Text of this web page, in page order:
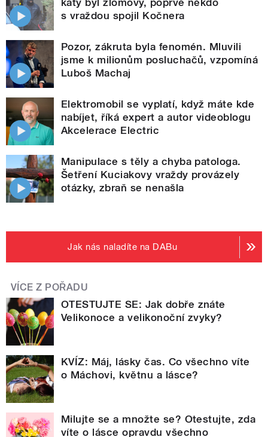
katy byl zlomový, poprvé někdo
s vraždou spojil Kočnera
Pozor, zákruta byla fenomén. Mluvili
jsme k milionům posluchačů, vzpomíná
Luboš Machaj
Elektromobil se vyplatí, když máte kde
nabíjet, říká expert a autor videoblogu
Akcelerace Electric
Manipulace s těly a chyba patologa.
Šetření Kuciakovy vraždy provázely
otázky, zbraň se nenašla
Jak nás naladíte na DABu
VÍCE Z POŘADU
OTESTUJTE SE: Jak dobře znáte
Velikonoce a velikonoční zvyky?
KVÍZ: Máj, lásky čas. Co všechno víte
o Máchovi, květnu a lásce?
Milujte se a množte se? Otestujte, zda
víte o lásce opravdu všechno